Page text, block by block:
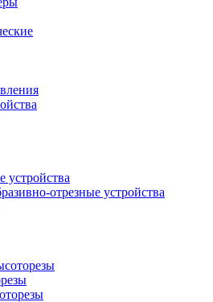
устройства
отрезные устройства